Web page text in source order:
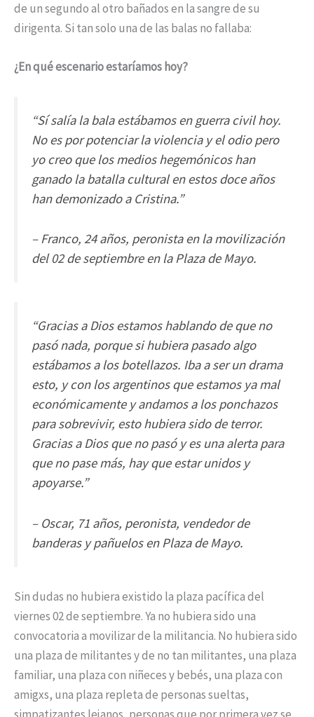
de un segundo al otro bañados en la sangre de su
dirigenta. Si tan solo una de las balas no fallaba:
¿En qué escenario estaríamos hoy?
“Sí salía la bala estábamos en guerra civil hoy.
No es por potenciar la violencia y el odio pero
yo creo que los medios hegemónicos han
ganado la batalla cultural en estos doce años
han demonizado a Cristina.”
– Franco, 24 años, peronista en la movilización
del 02 de septiembre en la Plaza de Mayo.
“Gracias a Dios estamos hablando de que no
pasó nada, porque si hubiera pasado algo
estábamos a los botellazos. Iba a ser un drama
esto, y con los argentinos que estamos ya mal
económicamente y andamos a los ponchazos
para sobrevivir, esto hubiera sido de terror.
Gracias a Dios que no pasó y es una alerta para
que no pase más, hay que estar unidos y
apoyarse.”
– Oscar, 71 años, peronista, vendedor de
banderas y pañuelos en Plaza de Mayo.
Sin dudas no hubiera existido la plaza pacífica del
viernes 02 de septiembre. Ya no hubiera sido una
convocatoria a movilizar de la militancia. No hubiera sido
una plaza de militantes y de no tan militantes, una plaza
familiar, una plaza con niñeces y bebés, una plaza con
amigxs, una plaza repleta de personas sueltas,